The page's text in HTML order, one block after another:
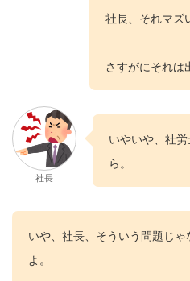
社長、それマズ
さすがにそれは
社長
いやいや、社
ら。
いや、社長、そういう問題じゃ
よ。